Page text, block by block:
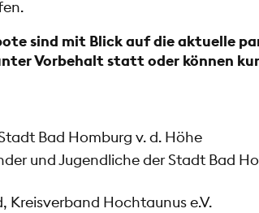
sind mit Blick auf die aktuelle
Vorbehalt statt oder können
Bad Homburg v. d. Höhe
und Jugendliche der Stadt Bad
Kreisverband Hochtaunus e.V.